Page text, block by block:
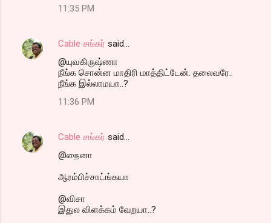
11:35 PM
Cable சங்கர் said…
@யுவகிருஷ்ணா
நீங்க சொன்ன மாதிரி மாத்திட்டேன். தலைவரே..
நீங்க இல்லாமயா..?
11:36 PM
Cable சங்கர் said…
@நைனா
ஆரம்பிச்சாட்ங்கயா
@விசா
இதுல விளக்கம் வேறயா..?